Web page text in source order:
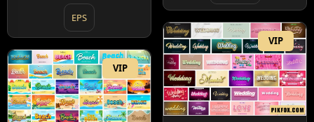
EPS
VIP
VIP